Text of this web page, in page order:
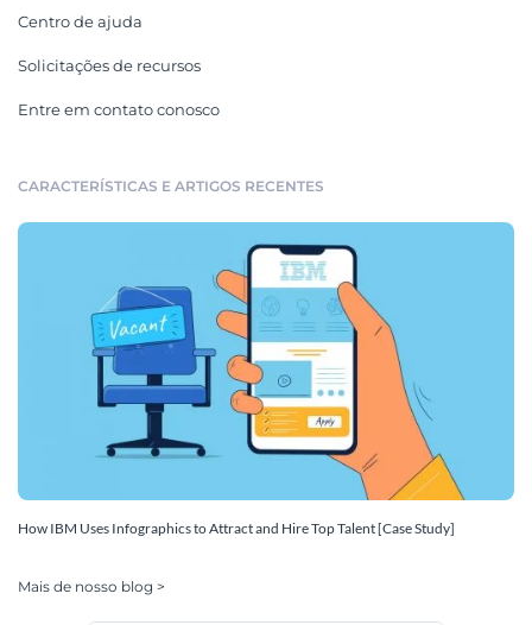
Centro de ajuda
Solicitações de recursos
Entre em contato conosco
CARACTERÍSTICAS E ARTIGOS RECENTES
How IBM Uses Infographics to Attract and Hire Top Talent [Case Study]
Mais de nosso blog >